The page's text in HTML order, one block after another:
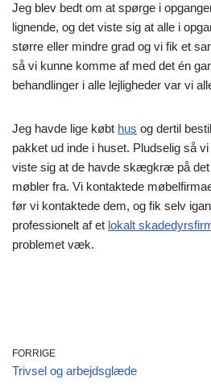
Jeg blev bedt om at spørge i
lignende, og det viste sig at alle i
større eller mindre grad og vi fik et
så vi kunne komme af med det én
behandlinger i alle lejligheder var vi
Jeg havde lige købt hus og dertil
pakket ud inde i huset. Pludselig så
viste sig at de havde skægkræ på det
møbler fra. Vi kontaktede
før vi kontaktede dem, og fik selv
professionelt af et lokalt
problemet væk.
FORRIGE
Trivsel og arbejdsglæde